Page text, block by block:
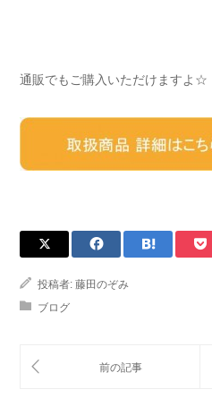
通販でもご購入いただけますよ☆
投稿者: 藤田のぞみ
ブログ